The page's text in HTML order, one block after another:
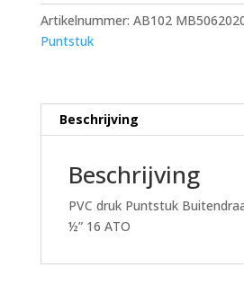
x
½"
16
Artikelnummer: AB102
Puntstuk
Beschrijving
Beschrijving
PVC druk Puntstuk
½” 16 ATO